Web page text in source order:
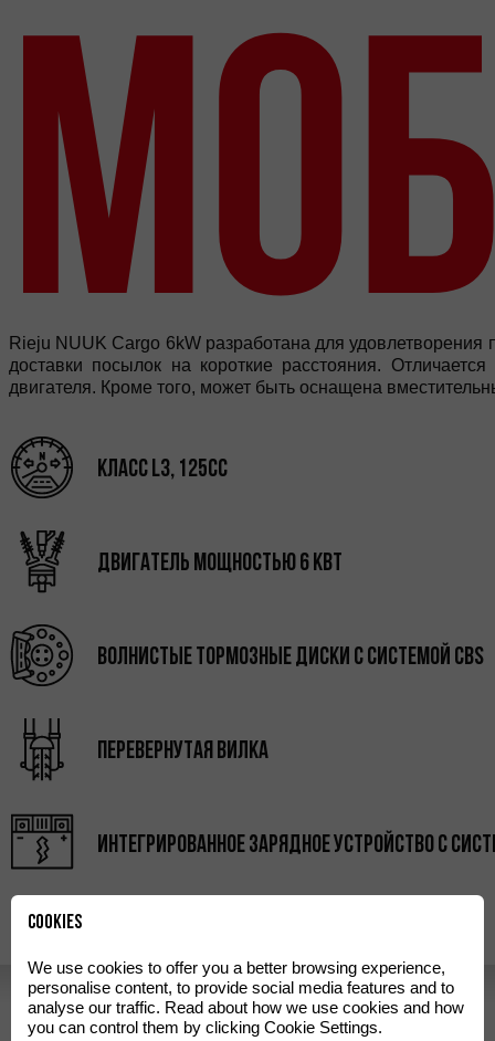
Rieju NUUK Cargo 6kW разработана для
доставки посылок на короткие расстояния.
двигателя. Кроме того, может быть оснащена
Класс L3, 125cc
Двигатель мощностью 6 кВт
Волнистые тормозные диски с системой CBS
Перевернутая вилка
Интегрированное зарядное устройство с
Cookies
We use cookies to offer you a better browsing experience,
personalise content, to provide social media features and to
analyse our traffic. Read about how we use cookies and how
you can control them by clicking Cookie Settings.